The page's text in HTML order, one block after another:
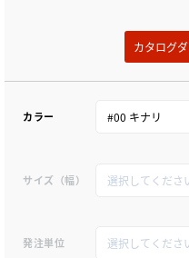
カタログ
カラー
サイズ（幅）
発注単位